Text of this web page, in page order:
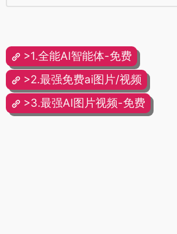
>1.全能AI智能体-免费
>2.最强免费ai图片/视频
>3.最强AI图片视频-免费